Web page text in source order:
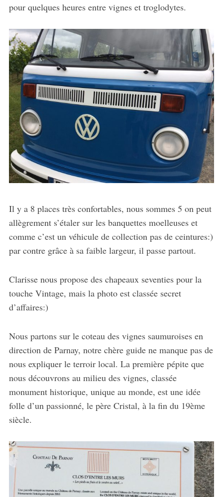
pour quelques heures entre vignes et troglodytes.
Il y a 8 places très confortables, nous sommes 5 on peut
allègrement s’étaler sur les banquettes moelleuses et
comme c’est un véhicule de collection pas de ceintures:)
par contre grâce à sa faible largeur, il passe partout.
Clarisse nous propose des chapeaux seventies pour la
touche Vintage, mais la photo est classée secret
d’affaires:)
Nous partons sur le coteau des vignes saumuroises en
direction de Parnay, notre chère guide ne manque pas de
nous expliquer le terroir local. La première pépite que
nous découvrons au milieu des vignes, classée
monument historique, unique au monde, est une idée
folle d’un passionné, le père Cristal, à la fin du 19ème
siècle.